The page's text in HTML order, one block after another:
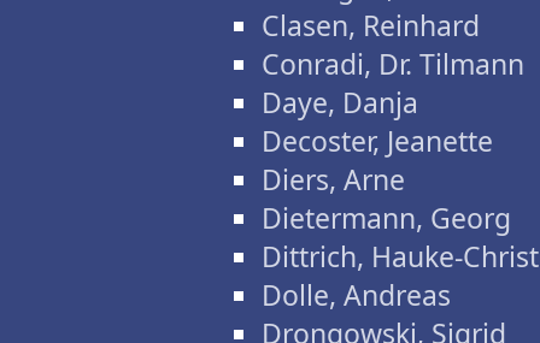
Clasen, Reinhard
Conradi, Dr. Tilmann
Daye, Danja
Decoster, Jeanette
Diers, Arne
Dietermann, Georg
Dittrich, Hauke-
Dolle, Andreas
Drongowski, Sigrid